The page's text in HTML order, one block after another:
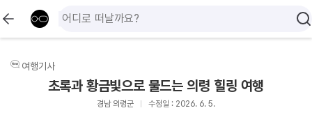
여행기사
초록과 황금빛으로 물드는 의령 힐링 여행
경남 의령군 수정일 : 2026. 6. 5.